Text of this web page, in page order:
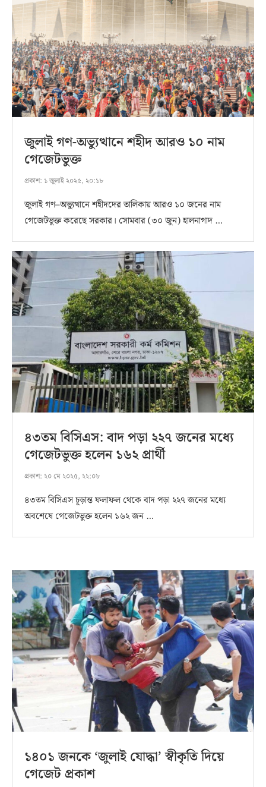
জুলাই গণ-অভ্যুত্থানে শহীদ আরও ১০ নাম
গেজেটভুক্ত
প্রকাশ: ১ জুলাই ২০২৫, ২০:১৮
জুলাই গণ–অভ্যুত্থানে শহীদদের তালিকায় আরও ১০ জনের নাম
গেজেটভুক্ত করেছে সরকার। সোমবার (৩০ জুন) হালনাগাদ …
৪৩তম বিসিএস: বাদ পড়া ২২৭ জনের মধ্যে
গেজেটভুক্ত হলেন ১৬২ প্রার্থী
প্রকাশ: ২০ মে ২০২৫, ২২:০৮
৪৩তম বিসিএস চূড়ান্ত ফলাফল থেকে বাদ পড়া ২২৭ জনের মধ্যে
অবশেষে গেজেটভুক্ত হলেন ১৬২ জন …
১৪০১ জনকে ‘জুলাই যোদ্ধা’ স্বীকৃতি দিয়ে
গেজেট প্রকাশ